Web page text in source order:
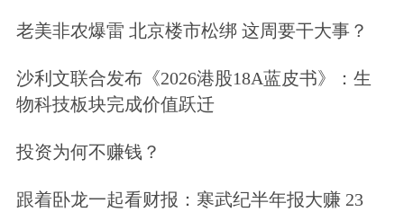
费，而Token工厂是“卖Token”，按
单元计费。
老美非农爆雷 北京楼市松绑 这周要干大事？
沙利文联合发布《2026港股18A蓝皮书》：生
物科技板块完成价值跃迁
投资为何不赚钱？
跟着卧龙一起看财报：寒武纪半年报大赚 23